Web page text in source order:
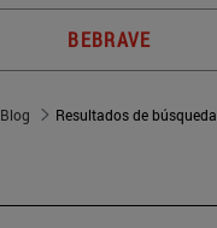
BEBRAVE
Blog Resultados de búsqueda